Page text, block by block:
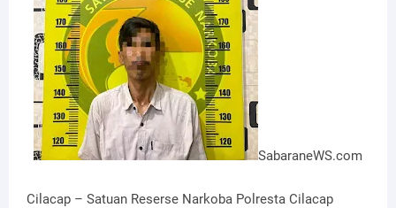
SabaraneWS.com
Cilacap – Satuan Reserse Narkoba Polresta Cilacap